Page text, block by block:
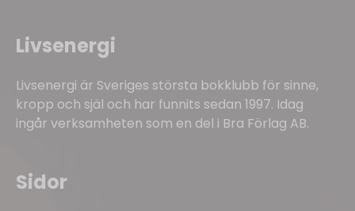
Livsenergi
Livsenergi är Sveriges största bokklubb för sinne,
kropp och själ och har funnits sedan 1997. Idag
ingår verksamheten som en del i Bra Förlag AB.
Sidor